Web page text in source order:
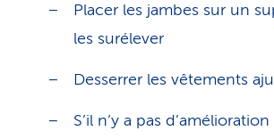
Placer les jambes sur un
les surélever
Desserrer les vêtements
S’il n’y a pas